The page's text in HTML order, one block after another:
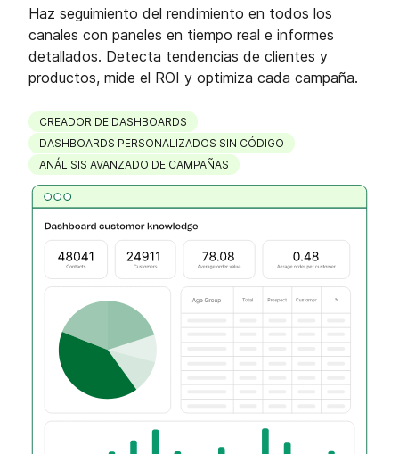
Haz seguimiento del rendimiento en todos los
canales con paneles en tiempo real e informes
detallados. Detecta tendencias de clientes y
productos, mide el ROI y optimiza cada campaña.
CREADOR DE DASHBOARDS
DASHBOARDS PERSONALIZADOS SIN CÓDIGO
ANÁLISIS AVANZADO DE CAMPAÑAS